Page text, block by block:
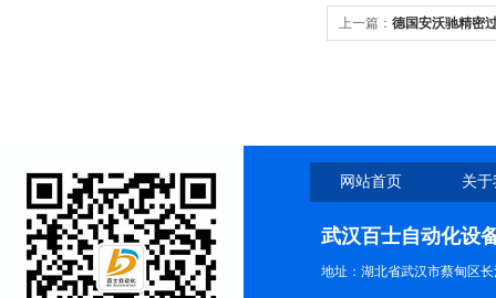
上一篇： 德国安沃驰精密
网站首页 关
武汉百士自动化设
地址：湖北省武汉市蔡甸区